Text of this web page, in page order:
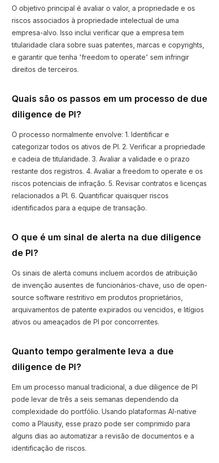
O objetivo principal é avaliar o valor, a propriedade e os
riscos associados à propriedade intelectual de uma
empresa-alvo. Isso inclui verificar que a empresa tem
titularidade clara sobre suas patentes, marcas e copyrights,
e garantir que tenha 'freedom to operate' sem infringir
direitos de terceiros.
Quais são os passos em um processo de due
diligence de PI?
O processo normalmente envolve: 1. Identificar e
categorizar todos os ativos de PI. 2. Verificar a propriedade
e cadeia de titularidade. 3. Avaliar a validade e o prazo
restante dos registros. 4. Avaliar a freedom to operate e os
riscos potenciais de infração. 5. Revisar contratos e licenças
relacionados a PI. 6. Quantificar quaisquer riscos
identificados para a equipe de transação.
O que é um sinal de alerta na due diligence
de PI?
Os sinais de alerta comuns incluem acordos de atribuição
de invenção ausentes de funcionários-chave, uso de open-
source software restritivo em produtos proprietários,
arquivamentos de patente expirados ou vencidos, e litígios
ativos ou ameaçados de PI por concorrentes.
Quanto tempo geralmente leva a due
diligence de PI?
Em um processo manual tradicional, a due diligence de PI
pode levar de três a seis semanas dependendo da
complexidade do portfólio. Usando plataformas AI-native
como a Plausity, esse prazo pode ser comprimido para
alguns dias ao automatizar a revisão de documentos e a
identificação de riscos.